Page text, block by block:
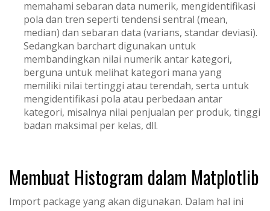
memahami sebaran data numerik, mengidentifikasi
pola dan tren seperti tendensi sentral (mean,
median) dan sebaran data (varians, standar deviasi).
Sedangkan barchart digunakan untuk
membandingkan nilai numerik antar kategori,
berguna untuk melihat kategori mana yang
memiliki nilai tertinggi atau terendah, serta untuk
mengidentifikasi pola atau perbedaan antar
kategori, misalnya nilai penjualan per produk, tinggi
badan maksimal per kelas, dll.
Membuat Histogram dalam Matplotlib
Import package yang akan digunakan. Dalam hal ini